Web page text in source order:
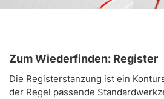
Zum Wiederfinden: Register
Die Registerstanzung ist ein
der Regel passende